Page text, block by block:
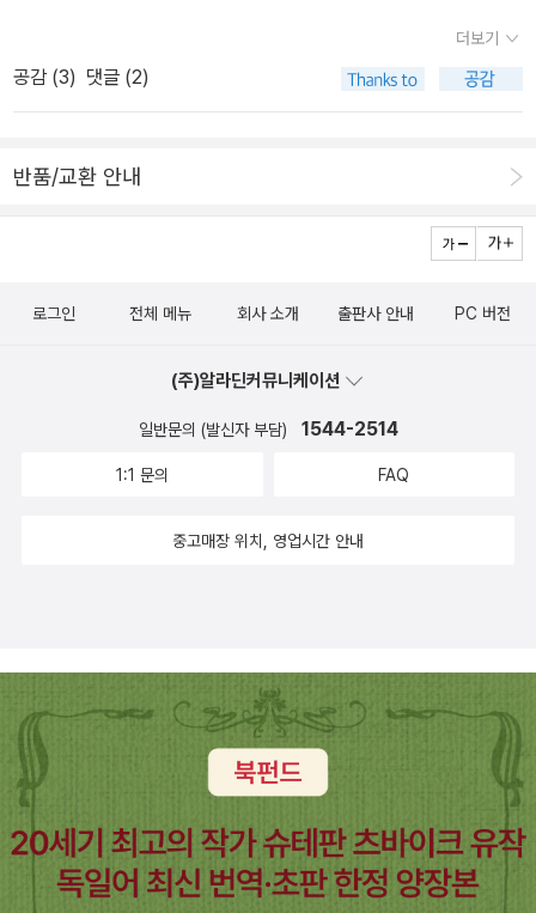
사에 돌입한 이상 결과를 지켜봐야할 거 같다. 작년 2학기 때 <한국
정부론>이라는 수업을 듣었는데 그 때 기말시험으로 최시중 방송통
신위원장과 관련하여 현 정부의 언론통제에 대한 글을 쓴 적이 있다.
치뤄진 것이라 '정부의 언론통제'라는 주제를 정해서 각종 신문기사와
참고문헌 속 내용을 요약, 정리하고 이에 대한 자신의 생각을 쓴 것이
다. 일반적으로 대학교 약술형 시험은 논술형과 비슷하다고 보면 된
좋은 점수를 받을 수 있다. 약간 자랑을 좀 하자면 중간고사 때도 오픈
에 썼던 <대한민국에 존재하는 두 개의 역사>였다. 나름 열심히 독
서와 자료 수집 덕분인지 중간고사와 기말고사 시험점수가 잘 나왔
점을 받기를 바랬지만 27점도 그렇게 부족한 점수라고 생각하지 않
다. 결론에 이를수록 한국정부를 비판하는 내용이 꽤 있기 때문이다.
에 잘못된 내용에 대해서 댓글로 지적하는 것을 환영한다.
정부의 언론에 대한 간섭이나 통제와 관련한 여론조사에 의하면 이전
정부보다 늘어났다는 응답이 줄어들었다는 응답의 5배에 이르는 결
과가 나온 적이 있었다. 이명박 정부의 언론에 대한 간섭이나 통제가
이전 정부보다 늘었다는 응답이 45.1%, 이전보다 줄었다는 응답이
9.5%, 비슷한 수준이라는 응답이 29.4%로 조사됐다. ‘잘 모른다’는
응답은 16.1%로 나타났다. 한국의 언론 역사는 언론통제의 역사라고
더보기
공감 (3) 댓글 (2)
반품/교환 안내
로그인 전체 메뉴 회사 소개 출판사 안내 PC 버전
(주)알라딘커뮤니케이션
일반문의 (발신자 부담) 1544-2514
1:1 문의 FAQ
중고매장 위치, 영업시간 안내